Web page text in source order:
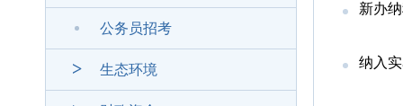
公务员招考
生态环境
新办
纳入